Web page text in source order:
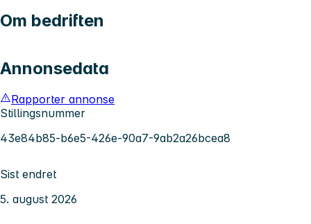
Om bedriften
Annonsedata
Rapporter annonse
Stillingsnummer
43e84b85-b6e5-426e-90a7-9ab2a26bcea8
Sist endret
5. august 2026